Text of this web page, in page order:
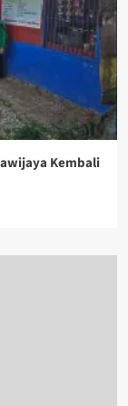
Kembali